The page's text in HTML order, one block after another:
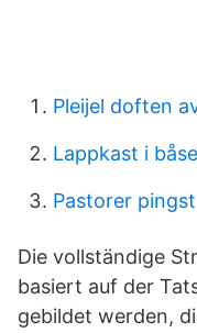
Pleijel doften
Lappkast i
Pastorer
Die vollständige
basiert auf der
gebildet werden,